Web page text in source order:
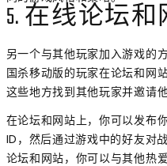
5. 在线论坛和
另一个与其他玩家加入游戏的
国杀移动版的玩家在论坛和网
这些地方找到其他玩家并邀请
在论坛和网站上，你可以发布
ID，然后通过游戏中的好友对
论坛和网站，你可以与其他热